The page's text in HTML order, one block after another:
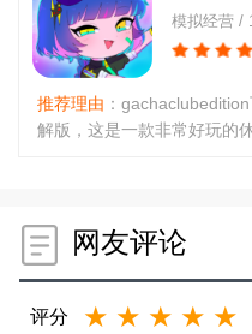
版加查
模拟经营 /
推荐理由 ：
解版，这是一款非常好玩的
网友评论
评分 ★ ★ ★ ★ ★